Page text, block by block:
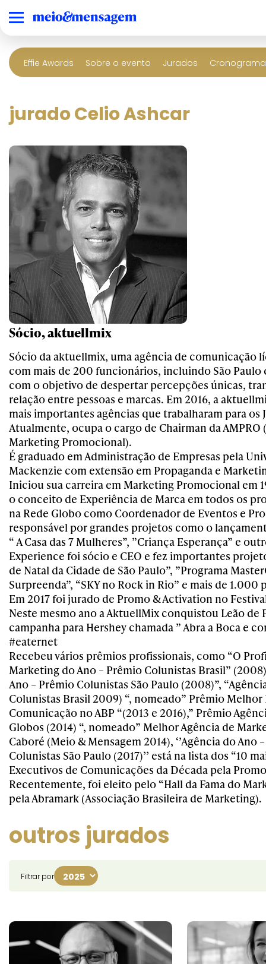
Effie Awards Sobre o evento Jurados
jurado Celio Ashcar
Sócio, aktuellmix
Sócio da aktuellmix, uma agência de comunicação
com mais de 200 funcionários, incluindo São Paulo
com o objetivo de despertar percepções únicas,
relação entre pessoas e marcas. Em 2016, a
mais importantes agências que trabalharam para os
Atualmente, ocupa o cargo de Chairman da AMPRO
Marketing Promocional).
É graduado em Administração de Empresas pela
Mackenzie com extensão em Propaganda e
Iniciou sua carreira em Marketing Promocional em
o conceito de Experiência de Marca em todos os
na Rede Globo como Coordenador de Eventos e
responsável por grandes projetos como o
“ A Casa das 7 Mulheres”, ”Criança Esperança” e
Experience foi sócio e CEO e fez importantes
de Natal da Cidade de São Paulo”, ”Programa
Surpreenda”, “SKY no Rock in Rio” e mais de 1.000
Em 2017 foi jurado de Promo & Activation no
Neste mesmo ano a AktuellMix conquistou Leão de
campanha para Hershey chamada ” Abra a Boca e
#eaternet
Recebeu vários prêmios profissionais, como “O
Marketing do Ano – Prêmio Colunistas Brasil”
Ano – Prêmio Colunistas São Paulo (2008)”,
Colunistas Brasil 2009) “, nomeado” Prêmio
Comunicação no ABP “(2013 e 2016),” Prêmio
Globos (2014) “, nomeado” Melhor Agência de
Caboré (Meio & Mensagem 2014), ‘’Agência do Ano
Colunistas São Paulo (2017)’’ está na lista dos “10
Executivos de Comunicações da Década pela
Recentemente, foi eleito pelo “Hall da Fama do
pela Abramark (Associação Brasileira de Marketing).
outros jurados
Filtrar por